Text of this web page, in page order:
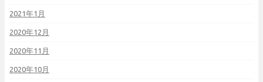
2021年1月
2020年12月
2020年11月
2020年10月